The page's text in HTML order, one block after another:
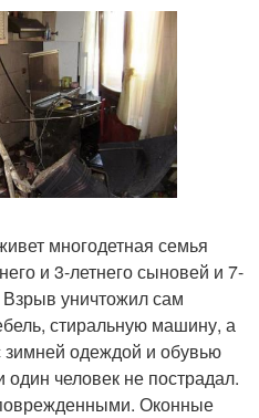
многодетная семья
и 3-летнего сыновей и 7-
уничтожил сам
стиральную машину, а
зимней одеждой и обувью
человек не пострадал.
Оконные